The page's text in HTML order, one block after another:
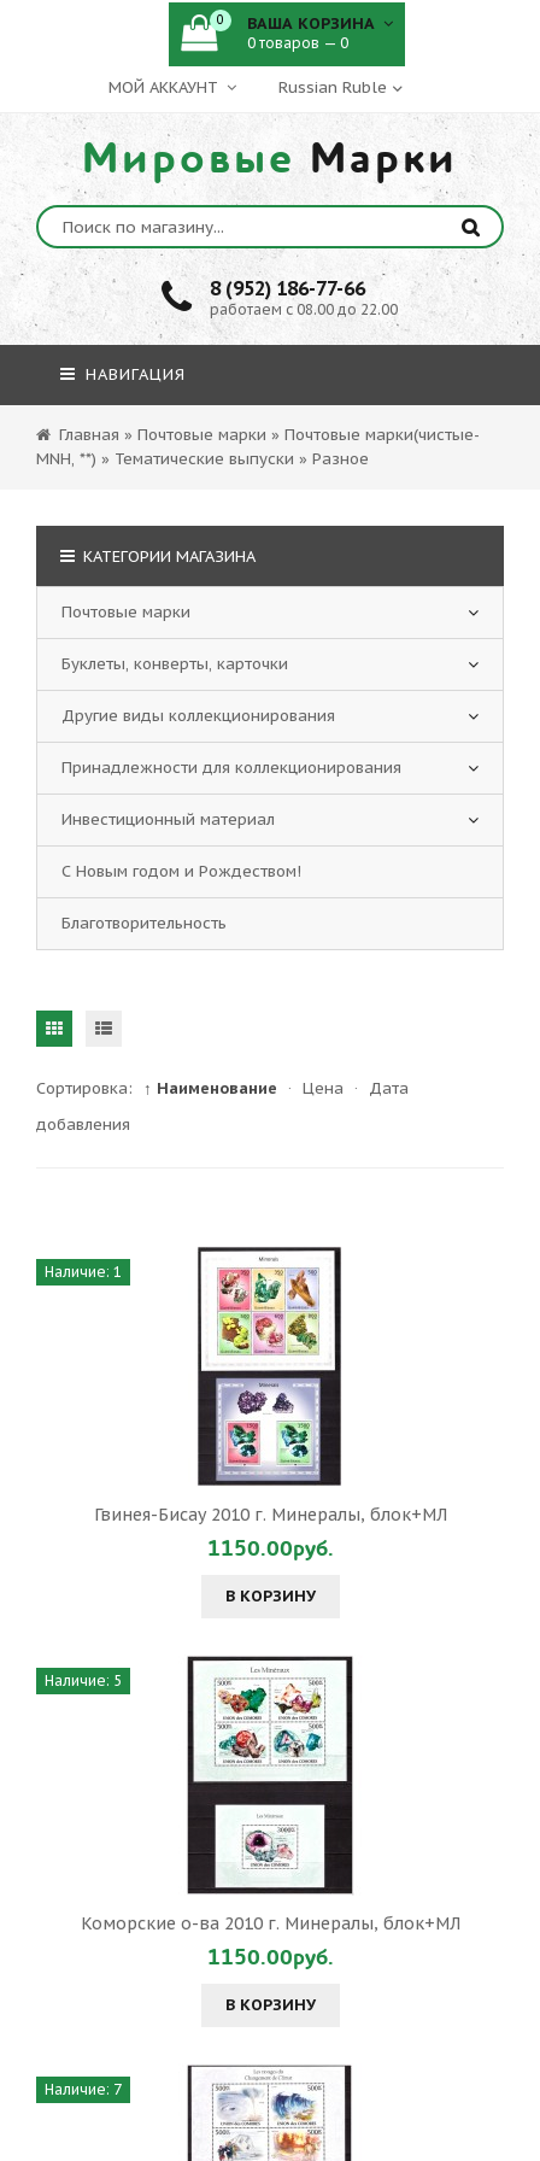
МОЙ АККАУНТ
Мировые Марки
8 (952) 186-77-66
работаем с 08.00 до 22.00
0 ВАША КОРЗИНА
0 товаров — 0
НАВИГАЦИЯ
Главная » Почтовые марки » Почтовые марки(чистые-
MNH, **) » Тематические выпуски » Разное
Сортировка: ↑ Наименование · Цена ·
Дата
добавления
Наличие: 1
Гвинея-Бисау 2010 г. Минералы, блок+МЛ
1150.00руб.
В КОРЗИНУ
Наличие: 5
Коморские о-ва 2010 г. Минералы, блок+МЛ
1150.00руб.
В КОРЗИНУ
Наличие: 7
КАТЕГОРИИ МАГАЗИНА
Почтовые марки
Буклеты, конверты, карточки
Другие виды коллекционирования
Принадлежности для коллекционирования
Инвестиционный материал
С Новым годом и Рождеством!
Благотворительность